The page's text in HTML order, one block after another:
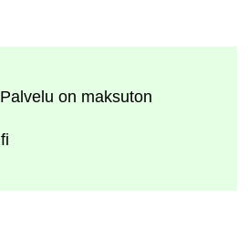
Palvelu on maksuton
fi